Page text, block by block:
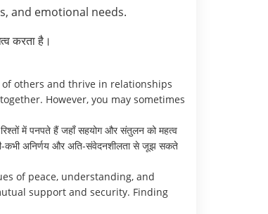
and emotional needs.
करता है।
others and thrive in relationships
However, you may sometimes
में पनपते हैं जहाँ सहयोग और संतुलन को महत्व
कभी अनिर्णय और अति-संवेदनशीलता से जूझ सकते
of peace, understanding, and
support and security. Finding